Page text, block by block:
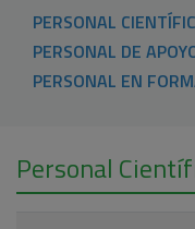
PERSONAL
PERSONAL DE
PERSONAL EN
Personal